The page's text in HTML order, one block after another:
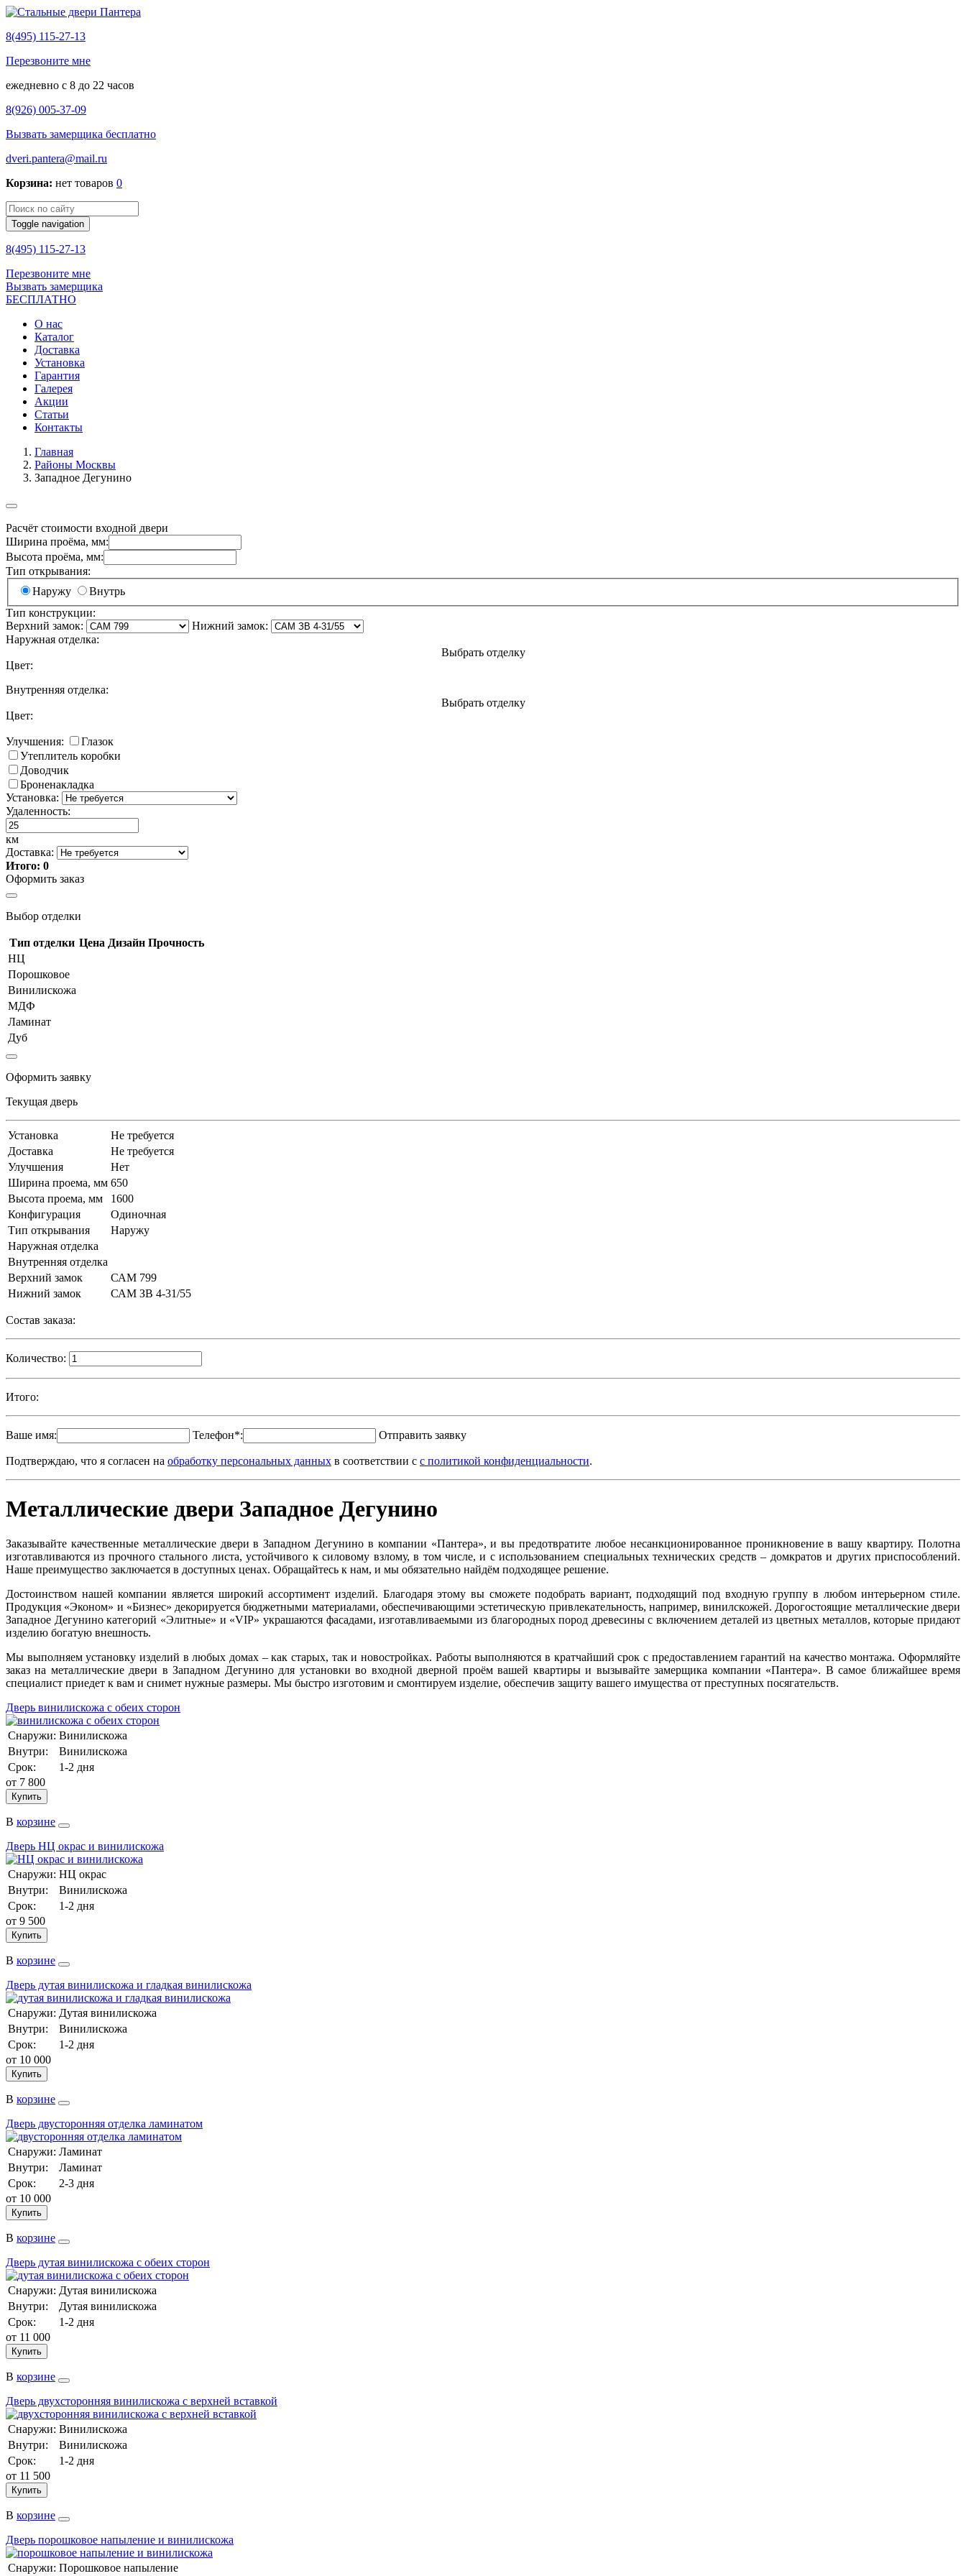
8(495) 115-27-13
Перезвоните мне
ежедневно с 8 до 22 часов
8(926) 005-37-09
Вызвать замерщика бесплатно
dveri.pantera@mail.ru
Корзина: нет товаров 0
Toggle navigation
8(495) 115-27-13
Перезвоните мне
Вызвать замерщика
БЕСПЛАТНО
О нас
Каталог
Доставка
Установка
Гарантия
Галерея
Акции
Статьи
Контакты
Главная
Районы Москвы
Западное Дегунино
Расчёт стоимости входной двери
Ширина проёма, мм:
Высота проёма, мм:
Тип открывания:
Наружу
Внутрь
Тип конструкции:
Верхний замок:
Нижний замок:
Наружная отделка:
Выбрать отделку
Цвет:
Внутренняя отделка:
Выбрать отделку
Цвет:
Улучшения:
Глазок
Утеплитель коробки
Доводчик
Броненакладка
Установка:
Удаленность:
км
Доставка:
Итого: 0
Оформить заказ
Выбор отделки
Тип отделки Цена Дизайн Прочность
НЦ
Порошковое
Винилискожа
МДФ
Ламинат
Дуб
Оформить заявку
Текущая дверь
Установка
Не требуется
Доставка
Не требуется
Улучшения
Нет
Ширина проема, мм 650
Высота проема, мм
1600
Конфигурация
Одиночная
Тип открывания
Наружу
Наружная отделка
Внутренняя отделка
Верхний замок
САМ 799
Нижний замок
САМ ЗВ 4-31/55
Состав заказа:
Количество:
Итого:
Ваше имя: Телефон*: Отправить заявку
Подтверждаю, что я согласен на обработку персональных данных в соответствии с с политикой конфиденциальности.
Металлические двери Западное Дегунино
Заказывайте качественные металлические двери в Западном Дегунино в компании «Пантера», и вы предотвратите любое несанкционированное проникновение в вашу квартиру. Полотна
изготавливаются из прочного стального листа, устойчивого к силовому взлому, в том числе, и с использованием специальных технических средств – домкратов и других приспособлений.
Наше преимущество заключается в доступных ценах. Обращайтесь к нам, и мы обязательно найдём подходящее решение.
Достоинством нашей компании является широкий ассортимент изделий. Благодаря этому вы сможете подобрать вариант, подходящий под входную группу в любом интерьерном стиле.
Продукция «Эконом» и «Бизнес» декорируется бюджетными материалами, обеспечивающими эстетическую привлекательность, например, винилскожей. Дорогостоящие металлические двери
Западное Дегунино категорий «Элитные» и «VIP» украшаются фасадами, изготавливаемыми из благородных пород древесины с включением деталей из цветных металлов, которые придают
изделию богатую внешность.
Мы выполняем установку изделий в любых домах – как старых, так и новостройках. Работы выполняются в кратчайший срок с предоставлением гарантий на качество монтажа. Оформляйте
заказ на металлические двери в Западном Дегунино для установки во входной дверной проём вашей квартиры и вызывайте замерщика компании «Пантера». В самое ближайшее время
специалист приедет к вам и снимет нужные размеры. Мы быстро изготовим и смонтируем изделие, обеспечив защиту вашего имущества от преступных посягательств.
Дверь винилискожа с обеих сторон
Снаружи: Винилискожа
Внутри:
Винилискожа
Срок:
1-2 дня
от 7 800
Купить
В корзине
Дверь НЦ окрас и винилискожа
Снаружи: НЦ окрас
Внутри:
Винилискожа
Срок:
1-2 дня
от 9 500
Купить
В корзине
Дверь дутая винилискожа и гладкая винилискожа
Снаружи: Дутая винилискожа
Внутри:
Винилискожа
Срок:
1-2 дня
от 10 000
Купить
В корзине
Дверь двусторонняя отделка ламинатом
Снаружи: Ламинат
Внутри:
Ламинат
Срок:
2-3 дня
от 10 000
Купить
В корзине
Дверь дутая винилискожа с обеих сторон
Снаружи: Дутая винилискожа
Внутри:
Дутая винилискожа
Срок:
1-2 дня
от 11 000
Купить
В корзине
Дверь двухсторонняя винилискожа с верхней вставкой
Снаружи: Винилискожа
Внутри:
Винилискожа
Срок:
1-2 дня
от 11 500
Купить
В корзине
Дверь порошковое напыление и винилискожа
Снаружи: Порошковое напыление